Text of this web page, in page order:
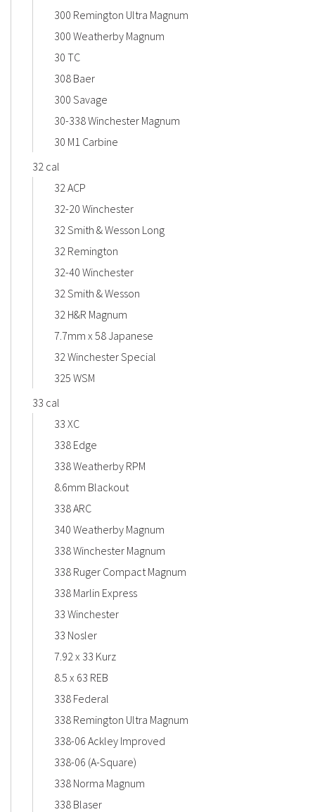
300 Remington Ultra Magnum
300 Weatherby Magnum
30 TC
308 Baer
300 Savage
30-338 Winchester Magnum
30 M1 Carbine
32 cal
32 ACP
32-20 Winchester
32 Smith & Wesson Long
32 Remington
32-40 Winchester
32 Smith & Wesson
32 H&R Magnum
7.7mm x 58 Japanese
32 Winchester Special
325 WSM
33 cal
33 XC
338 Edge
338 Weatherby RPM
8.6mm Blackout
338 ARC
340 Weatherby Magnum
338 Winchester Magnum
338 Ruger Compact Magnum
338 Marlin Express
33 Winchester
33 Nosler
7.92 x 33 Kurz
8.5 x 63 REB
338 Federal
338 Remington Ultra Magnum
338-06 Ackley Improved
338-06 (A-Square)
338 Norma Magnum
338 Blaser